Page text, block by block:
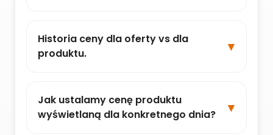
Historia ceny dla oferty vs dla
produktu.
Jak ustalamy cenę produktu
wyświetlaną dla konkretnego dnia?